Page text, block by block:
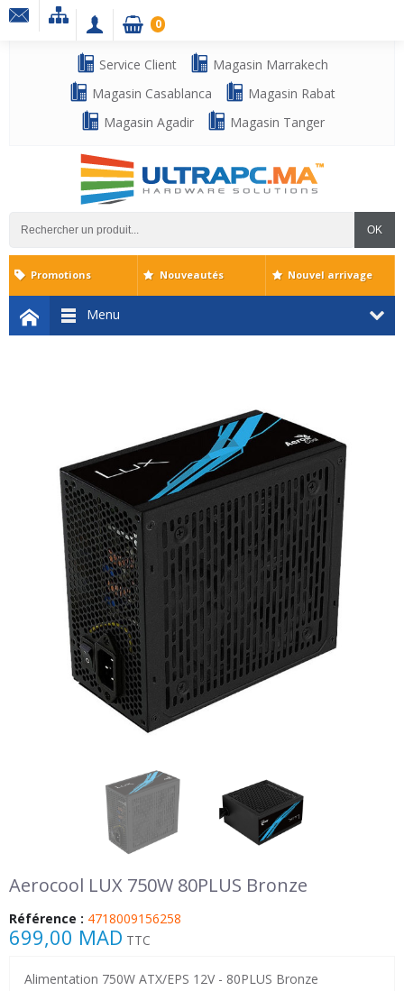
Service Client
Magasin Marrakech
Magasin Casablanca
Magasin Rabat
Magasin Agadir
Magasin Tanger
OK
0
Menu
Promotions Nouveautés Nouvel arrivage
Aerocool LUX 750W 80PLUS Bronze
Référence : 4718009156258
699,00 MAD TTC
Alimentation 750W ATX/EPS 12V - 80PLUS Bronze